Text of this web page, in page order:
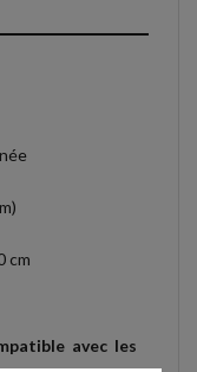
cm
avec les